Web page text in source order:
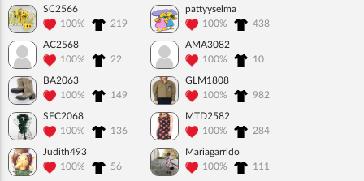
SC2566
100%
219
pattyyselma
100%
438
AC2568
100%
22
AMA3082
100%
10
BA2063
100%
149
GLM1808
100%
982
SFC2068
100%
136
MTD2582
100%
284
Judith493
100%
56
Mariagarrido
100%
111